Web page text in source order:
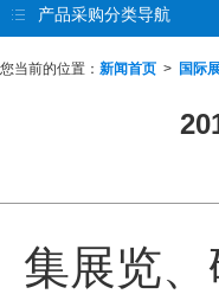
产品采购分类导航
您当前的位置： 新闻首页 > 国际
集展览